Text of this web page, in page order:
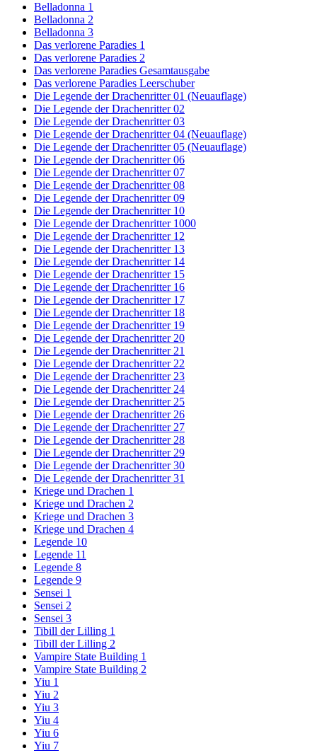
Belladonna 1
Belladonna 2
Belladonna 3
Das verlorene Paradies 1
Das verlorene Paradies 2
Das verlorene Paradies Gesamtausgabe
Das verlorene Paradies Leerschuber
Die Legende der Drachenritter 01 (Neuauflage)
Die Legende der Drachenritter 02
Die Legende der Drachenritter 03
Die Legende der Drachenritter 04 (Neuauflage)
Die Legende der Drachenritter 05 (Neuauflage)
Die Legende der Drachenritter 06
Die Legende der Drachenritter 07
Die Legende der Drachenritter 08
Die Legende der Drachenritter 09
Die Legende der Drachenritter 10
Die Legende der Drachenritter 1000
Die Legende der Drachenritter 12
Die Legende der Drachenritter 13
Die Legende der Drachenritter 14
Die Legende der Drachenritter 15
Die Legende der Drachenritter 16
Die Legende der Drachenritter 17
Die Legende der Drachenritter 18
Die Legende der Drachenritter 19
Die Legende der Drachenritter 20
Die Legende der Drachenritter 21
Die Legende der Drachenritter 22
Die Legende der Drachenritter 23
Die Legende der Drachenritter 24
Die Legende der Drachenritter 25
Die Legende der Drachenritter 26
Die Legende der Drachenritter 27
Die Legende der Drachenritter 28
Die Legende der Drachenritter 29
Die Legende der Drachenritter 30
Die Legende der Drachenritter 31
Kriege und Drachen 1
Kriege und Drachen 2
Kriege und Drachen 3
Kriege und Drachen 4
Legende 10
Legende 11
Legende 8
Legende 9
Sensei 1
Sensei 2
Sensei 3
Tibill der Lilling 1
Tibill der Lilling 2
Vampire State Building 1
Vampire State Building 2
Yiu 1
Yiu 2
Yiu 3
Yiu 4
Yiu 6
Yiu 7